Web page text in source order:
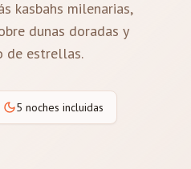
kasbahs milenarias,
dunas doradas y
de estrellas.
5 noches incluidas